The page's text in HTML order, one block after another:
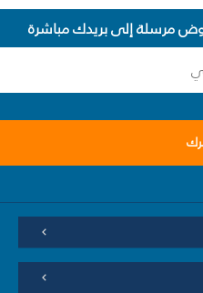
مرسلة إلى بريدك مباشرة